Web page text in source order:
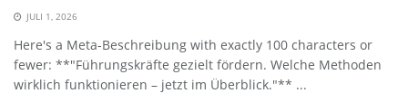
JULI 1, 2026
Here's a Meta-Beschreibung with exactly 100 characters or
fewer: **"Führungskräfte gezielt fördern. Welche Methoden
wirklich funktionieren – jetzt im Überblick."** ...